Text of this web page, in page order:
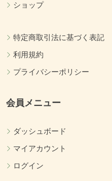
ショップ
特定商取引法に基づく表記
利用規約
プライバシーポリシー
会員メニュー
ダッシュボード
マイアカウント
ログイン